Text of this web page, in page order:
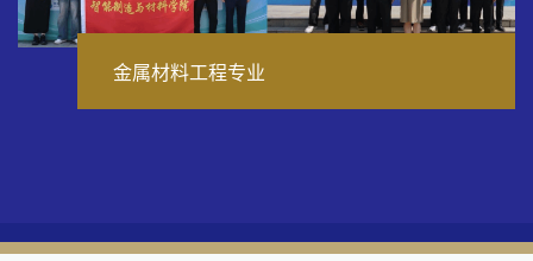
金属材料工程专业